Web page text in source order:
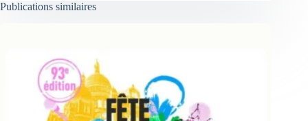
Publications similaires